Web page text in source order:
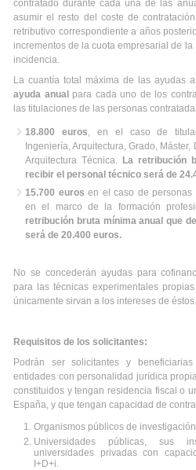
contratado durante cada una de las
asumir el resto del coste de
retributivo correspondiente a años
incrementos de la cuota empresarial de
incidencia.
La cuantía total máxima de las ayudas
ayuda anual para cada uno de los
las titulaciones de las personas
18.800 euros, en el caso de
Ingeniería, Arquitectura, Grado,
Arquitectura Técnica. La retribución
recibir el personal técnico será de
15.700 euros en el caso de personas
en el marco de la formación
retribución bruta mínima anual que
será de 20.400 euros.
No se concederán ayudas para
para las técnicas experimentales
únicamente sirvan a los intereses de éstos.
Requisitos de los solicitantes:
Podrán ser solicitantes y
entidades con personalidad jurídica
constituidos y tengan residencia fiscal o
España, y que tengan capacidad de
Organismos públicos de
Universidades públicas, sus
universidades privadas con
I+D+i.